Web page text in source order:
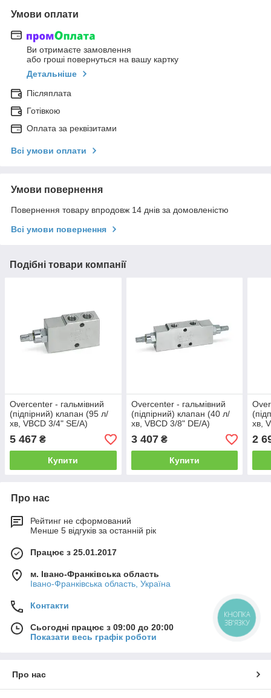
Умови оплати
Ви отримаєте замовлення
або гроші повернуться на вашу картку
Детальніше
Післяплата
Готівкою
Оплата за реквізитами
Всі умови оплати
Умови повернення
Повернення товару впродовж 14 днів за домовленістю
Всі умови повернення
Подібні товари компанії
Overcenter - гальмівний
(підпірний) клапан (95 л/
хв, VBCD 3/4" SE/А)
5 467 ₴
Купити
Overcenter - гальмівний
(підпірний) клапан (40 л/
хв, VBCD 3/8" DE/A)
3 407₴
Купити
хв,
2
Про нас
Рейтинг не сформований
Менше 5 відгуків за останній рік
Працює з 25.01.2017
м. Івано-Франківська область
Івано-Франківська область, Україна
Контакти
Сьогодні працює з 09:00 до 20:00
Показати весь графік роботи
Про нас
КНОПКА
ЗВ'ЯЗКУ